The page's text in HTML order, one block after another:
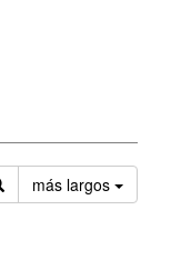
más largos